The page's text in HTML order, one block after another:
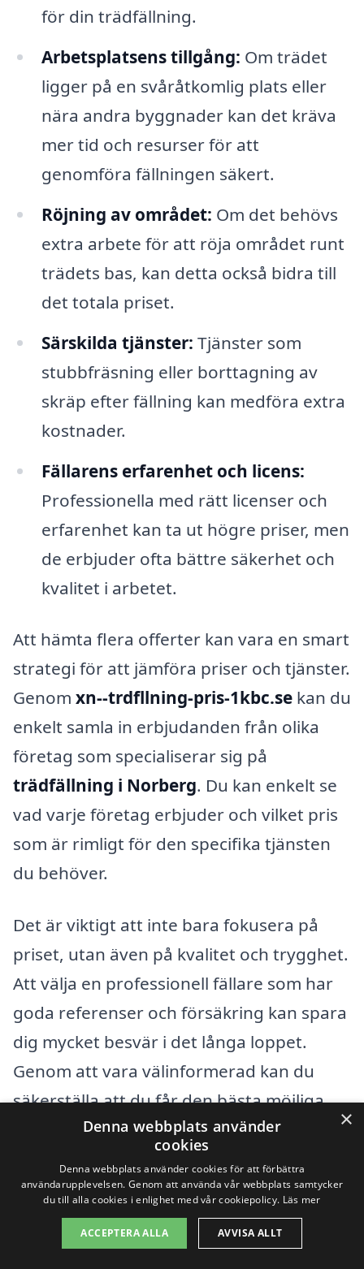
för din trädfällning.
Arbetsplatsens tillgång: Om trädet
ligger på en svåråtkomlig plats eller
nära andra byggnader kan det kräva
mer tid och resurser för att
genomföra fällningen säkert.
Röjning av området: Om det behövs
extra arbete för att röja området runt
trädets bas, kan detta också bidra till
det totala priset.
Särskilda tjänster: Tjänster som
stubbfräsning eller borttagning av
skräp efter fällning kan medföra extra
kostnader.
Fällarens erfarenhet och licens:
Professionella med rätt licenser och
erfarenhet kan ta ut högre priser, men
de erbjuder ofta bättre säkerhet och
kvalitet i arbetet.
Att hämta flera offerter kan vara en smart
strategi för att jämföra priser och tjänster.
Genom xn--trdfllning-pris-1kbc.se kan du
enkelt samla in erbjudanden från olika
företag som specialiserar sig på
trädfällning i Norberg. Du kan enkelt se
vad varje företag erbjuder och vilket pris
som är rimligt för den specifika tjänsten
du behöver.
Det är viktigt att inte bara fokusera på
priset, utan även på kvalitet och trygghet.
Att välja en professionell fällare som har
goda referenser och försäkring kan spara
dig mycket besvär i det långa loppet.
Genom att vara välinformerad kan du
säkerställa att du får den bästa möjliga
tjänsten förträdfällning i Norberg
Få 3 erbjudanden, gratis och utan
förpliktelser
×
Denna webbplats använder
cookies
Denna webbplats använder cookies för att förbättra
användarupplevelsen. Genom att använda vår webbplats samtycker
du till alla cookies i enlighet med vår cookiepolicy. Läs mer
ACCEPTERA ALLA AVVISA ALLT